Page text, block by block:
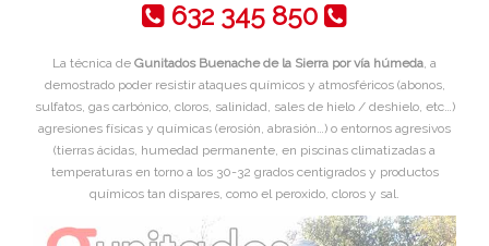
632 345 850
La técnica de Gunitados Buenache de la Sierra por vía húmeda, a
demostrado poder resistir ataques químicos y atmosféricos (abonos,
sulfatos, gas carbónico, cloros, salinidad, sales de hielo / deshielo, etc…)
agresiones físicas y químicas (erosión, abrasión…) o entornos agresivos
(tierras ácidas, humedad permanente, en piscinas climatizadas a
temperaturas en torno a los 30-32 grados centigrados y productos
químicos tan dispares, como el peroxido, cloros y sal.